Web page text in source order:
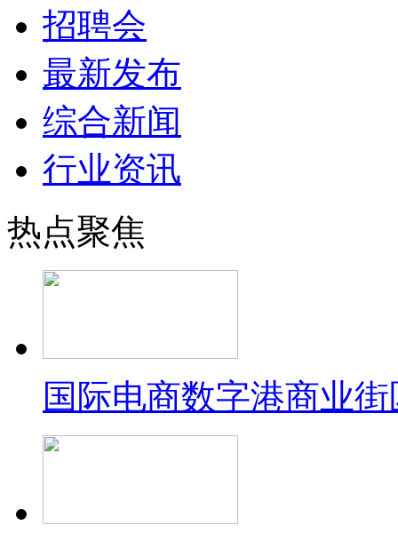
招聘会
最新发布
综合新闻
行业资讯
热点聚焦
国际电商数字港商业